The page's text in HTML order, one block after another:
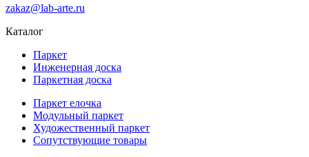
zakaz@lab-arte.ru
Каталог
Паркет
Инженерная доска
Паркетная доска
Паркет елочка
Модульный паркет
Художественный паркет
Сопутствующие товары